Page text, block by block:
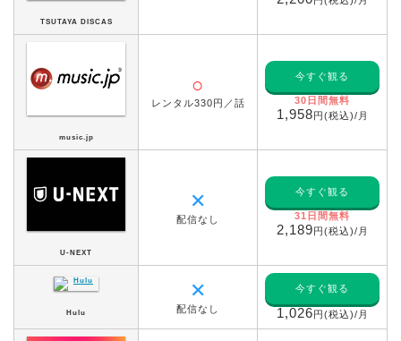
TSUTAYA DISCAS
music.jp
○
レンタル330円／話
今すぐ観る
30日間無料
1,958円(税込)/月
U-NEXT
✕
配信なし
今すぐ観る
31日間無料
2,189円(税込)/月
Hulu
✕
配信なし
今すぐ観る
1,026円(税込)/月